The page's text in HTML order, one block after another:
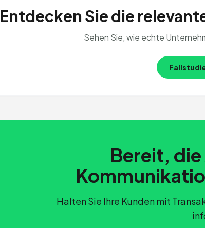
Entdecken Sie die
Sehen Sie, wie echte
Bereit,
Halten Sie Ihre Kunden mit